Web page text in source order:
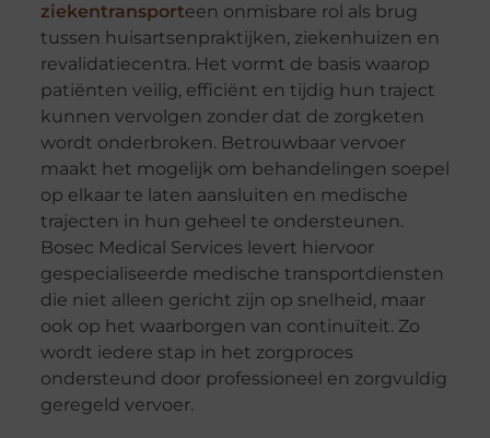
ziekentransporteen onmisbare rol als brug
tussen huisartsenpraktijken, ziekenhuizen en
revalidatiecentra. Het vormt de basis waarop
patiënten veilig, efficiënt en tijdig hun traject
kunnen vervolgen zonder dat de zorgketen
wordt onderbroken. Betrouwbaar vervoer
maakt het mogelijk om behandelingen soepel
op elkaar te laten aansluiten en medische
trajecten in hun geheel te ondersteunen.
Bosec Medical Services levert hiervoor
gespecialiseerde medische transportdiensten
die niet alleen gericht zijn op snelheid, maar
ook op het waarborgen van continuïteit. Zo
wordt iedere stap in het zorgproces
ondersteund door professioneel en zorgvuldig
geregeld vervoer.